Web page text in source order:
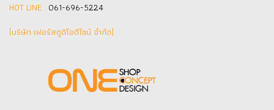
HOT LINE : 061-696-5224
(บริษัท เฟอร์สตูดิโอดีไซน์ จำกัด]